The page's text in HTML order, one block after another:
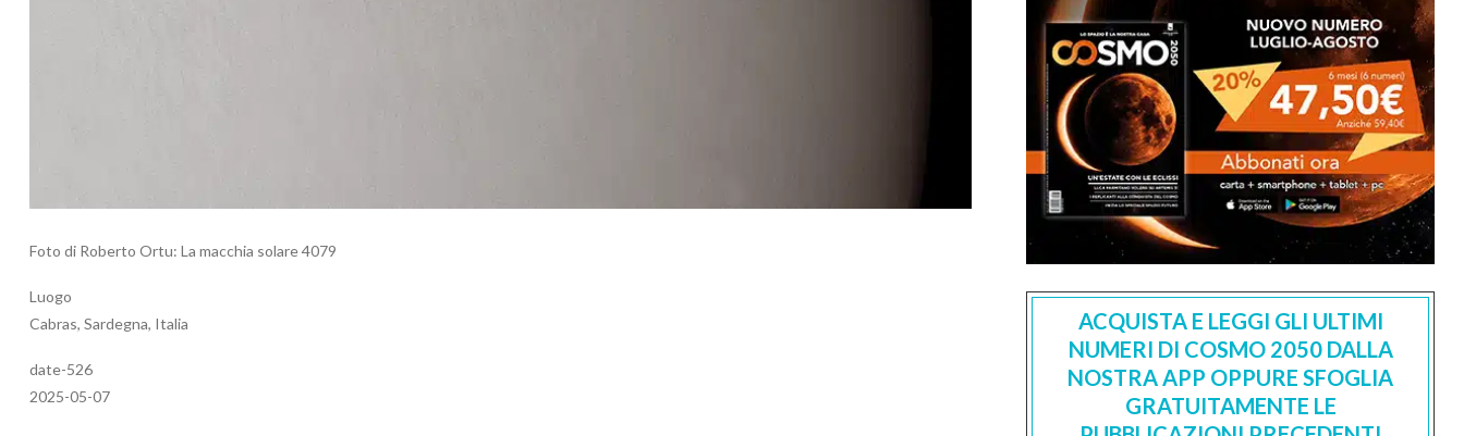
Foto di Roberto Ortu: La macchia solare 4079
Luogo
Cabras, Sardegna, Italia
date-526
2025-05-07
ACQUISTA E LEGGI GLI ULTIMI
NUMERI DI COSMO 2050 DALLA
NOSTRA APP OPPURE SFOGLIA
GRATUITAMENTE LE